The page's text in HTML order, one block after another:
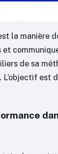
la manière
de sa
L’objectif est